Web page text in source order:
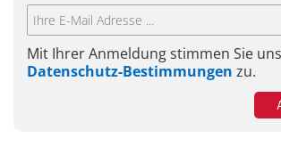
Mit Ihrer Anmeldung stimmen Sie
Datenschutz-Bestimmungen zu.